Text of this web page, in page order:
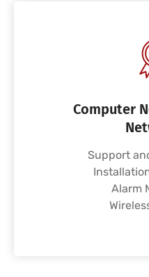
Computer
Support
Alarm